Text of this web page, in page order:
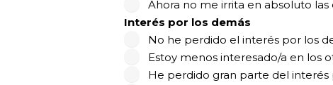
Ahora no me irrita en absoluto
Interés por los demás
No he perdido el interés por los
Estoy menos interesado/a en los
He perdido gran parte del interés